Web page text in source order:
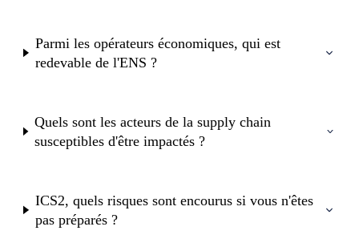
Parmi les opérateurs économiques, qui est
redevable de l'ENS ?
Quels sont les acteurs de la supply chain
susceptibles d'être impactés ?
ICS2, quels risques sont encourus si vous n'êtes
pas préparés ?